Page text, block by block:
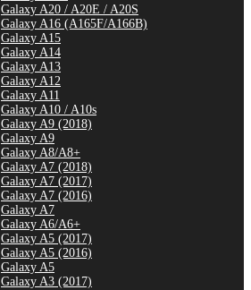
Galaxy A20 / A20E / A20S
Galaxy A16 (A165F/A166B)
Galaxy A15
Galaxy A14
Galaxy A13
Galaxy A12
Galaxy A11
Galaxy A10 / A10s
Galaxy A9 (2018)
Galaxy A9
Galaxy A8/A8+
Galaxy A7 (2018)
Galaxy A7 (2017)
Galaxy A7 (2016)
Galaxy A7
Galaxy A6/A6+
Galaxy A5 (2017)
Galaxy A5 (2016)
Galaxy A5
Galaxy A3 (2017)